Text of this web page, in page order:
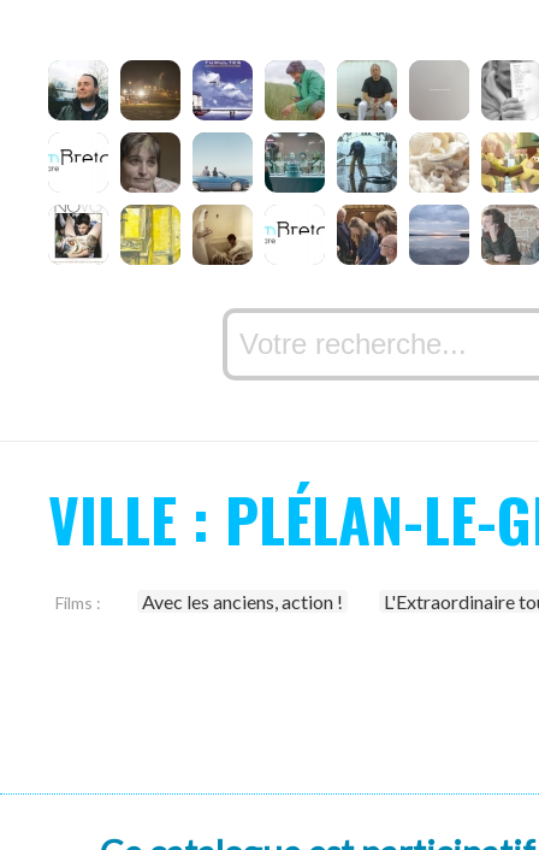
VILLE : PLÉLAN-LE-
Films : Avec les anciens, action ! L'Extraordinaire